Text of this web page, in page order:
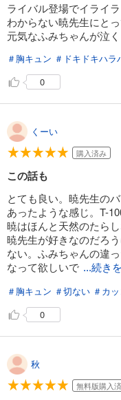
ライバル登場でイライ
わからない暁先生にと
元気なふみちゃんが泣
＃胸キュン ＃ドキドキハラ
0
くーい
購入済み
この話も
とても良い。暁先生の
あったような感じ。T-
暁はほんと天然のたら
暁先生が好きなのだろ
ない。ふみちゃんの違
なって欲しいで ...続き
＃胸キュン ＃切ない ＃カ
0
秋
無料版購入済